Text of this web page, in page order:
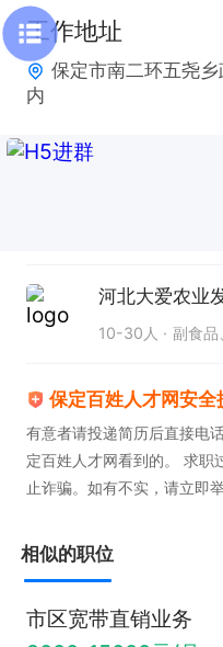
工作地址
保定市南二环五尧
内
河北大爱农业
10-30人 副食品
保定百姓人才网安全
有意者请投递简历后直接电
定百姓人才网看到的。 求职
止诈骗。如有不实，请立即
相似的职位
市区宽带直销业务